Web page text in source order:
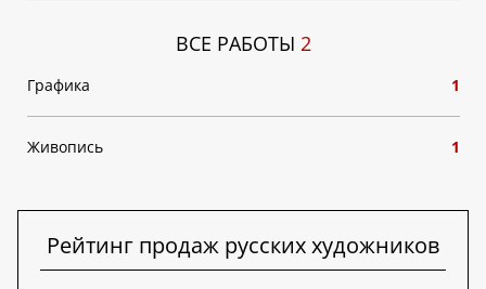
ВСЕ РАБОТЫ 2
Графика 1
Живопись 1
Рейтинг продаж русских художников